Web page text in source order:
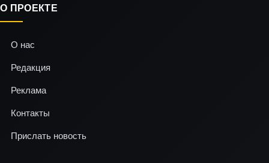
О ПРОЕКТЕ
О нас
Редакция
Реклама
Контакты
Прислать новость